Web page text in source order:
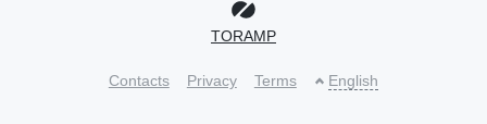
TORAMP
Contacts Privacy Terms English